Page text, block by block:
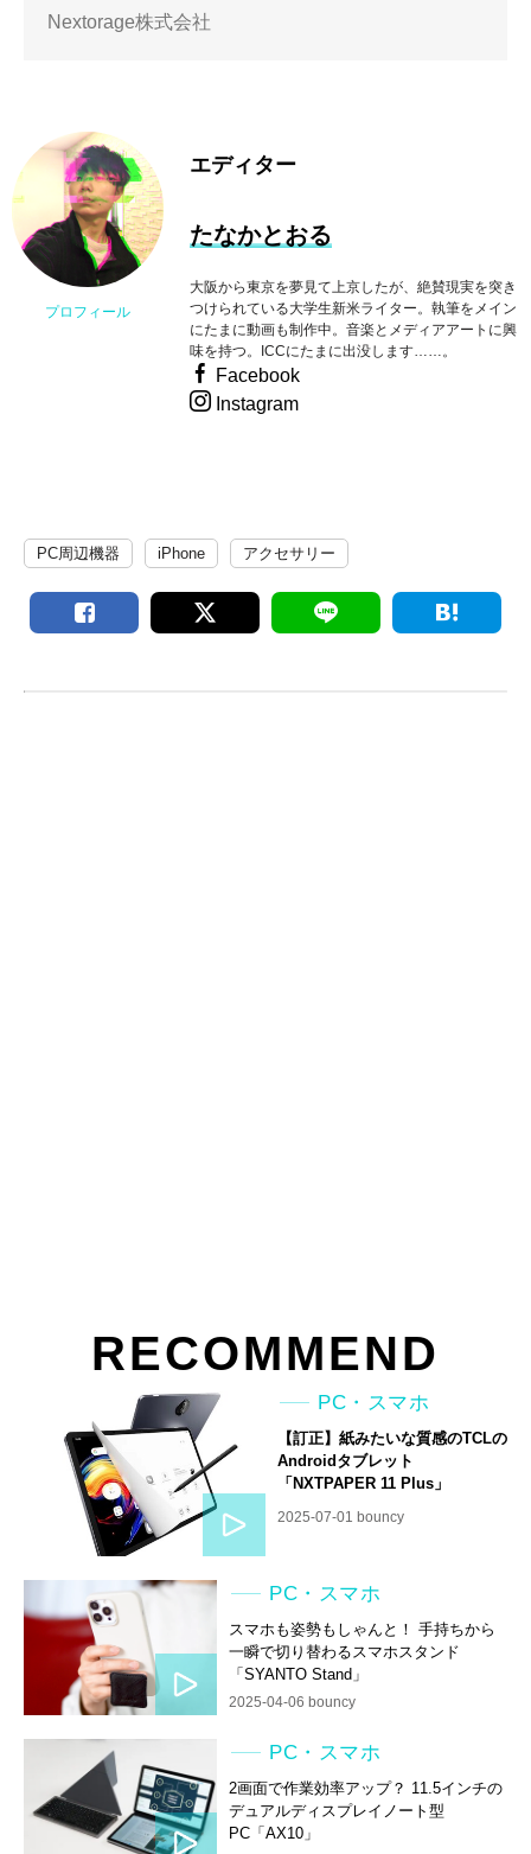
Nextorage株式会社
プロフィール
エディター
たなかとおる
大阪から東京を夢見て上京したが、絶賛現実を突き
つけられている大学生新米ライター。執筆をメイン
にたまに動画も制作中。音楽とメディアアートに興
味を持つ。ICCにたまに出没します……。
Facebook
Instagram
PC周辺機器 iPhone アクセサリー
RECOMMEND
PC・スマホ
【訂正】紙みたいな質感のTCLの
Androidタブレット
「NXTPAPER 11 Plus」
2025-07-01 bouncy
PC・スマホ
スマホも姿勢もしゃんと！ 手持ちから
一瞬で切り替わるスマホスタンド
「SYANTO Stand」
2025-04-06 bouncy
PC・スマホ
2画面で作業効率アップ？ 11.5インチの
デュアルディスプレイノート型
PC「AX10」